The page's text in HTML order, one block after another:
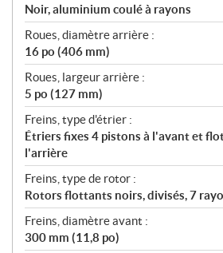
Noir, aluminium coulé à rayons
Roues, diamètre arrière :
16 po (406 mm)
Roues, largeur arrière :
5 po (127 mm)
Freins, type d'étrier :
Étriers fixes 4 pistons à l'avant et
l'arrière
Freins, type de rotor :
Rotors flottants noirs, divisés, 7
Freins, diamètre avant :
300 mm (11,8 po)